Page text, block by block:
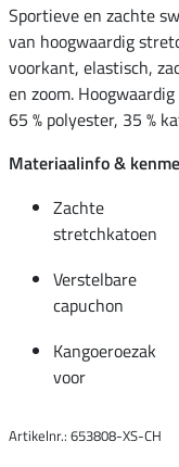
Sportieve en zachte
van hoogwaardig
voorkant, elastisch,
en zoom.
65 % polyester, 35 %
Materiaalinfo &
Zachte
stretchkatoen
Verstelbare
capuchon
Kangoeroezak
voor
Artikelnr.: 653808-XS-CH